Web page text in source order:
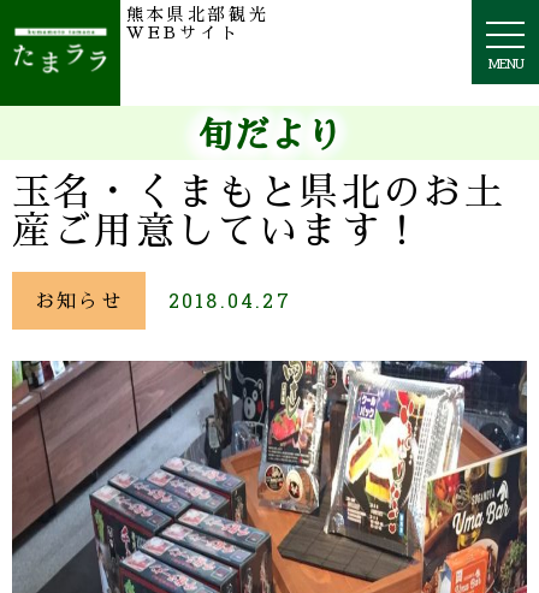
MENU
熊本県北部観光
WEBサイト
旬だより
玉名・くまもと県北のお土
産ご用意しています！
お知らせ 2018.04.27